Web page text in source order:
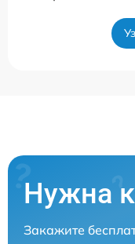
Нужна
Закажите